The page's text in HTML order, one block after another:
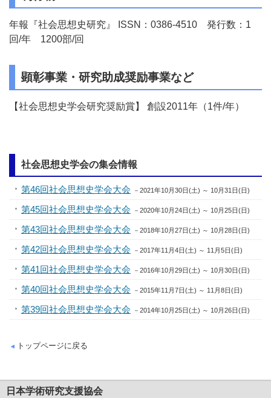
年報『社会思想史研究』 ISSN：0386-4510 発行数：1
回/年 1200部/回
顕彰事業・研究助成奨励事業など
【社会思想史学会研究奨励賞】 創設2011年（1件/年）
社会思想史学会の集会情報
第46回社会思想史学会大会 －2021年10月30日(土) ～ 10月31日(日)
第45回社会思想史学会大会 －2020年10月24日(土) ～ 10月25日(日)
第43回社会思想史学会大会 －2018年10月27日(土) ～ 10月28日(日)
第42回社会思想史学会大会 －2017年11月4日(土) ～ 11月5日(日)
第41回社会思想史学会大会 －2016年10月29日(土) ～ 10月30日(日)
第40回社会思想史学会大会 －2015年11月7日(土) ～ 11月8日(日)
第39回社会思想史学会大会 －2014年10月25日(土) ～ 10月26日(日)
トップページに戻る
日本学術研究支援協会